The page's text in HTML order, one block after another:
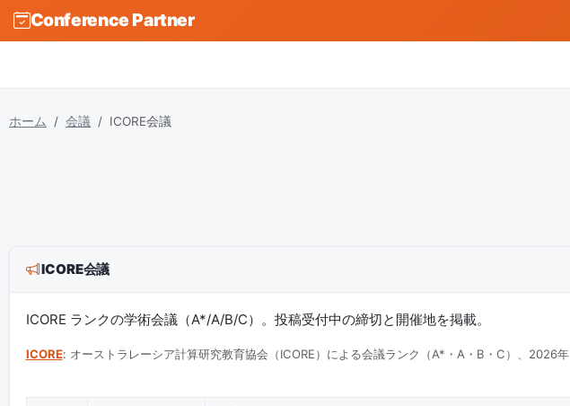
Conference Partner
ホーム 会議 ICORE会議
ICORE会議
ICORE ランクの学術会議（A*/A/B/C）。投稿受付中の締切と開催地を掲載。
ICORE: オーストラレーシア計算研究教育協会（ICORE）による会議ランク（A*・A・B・C）、2026年